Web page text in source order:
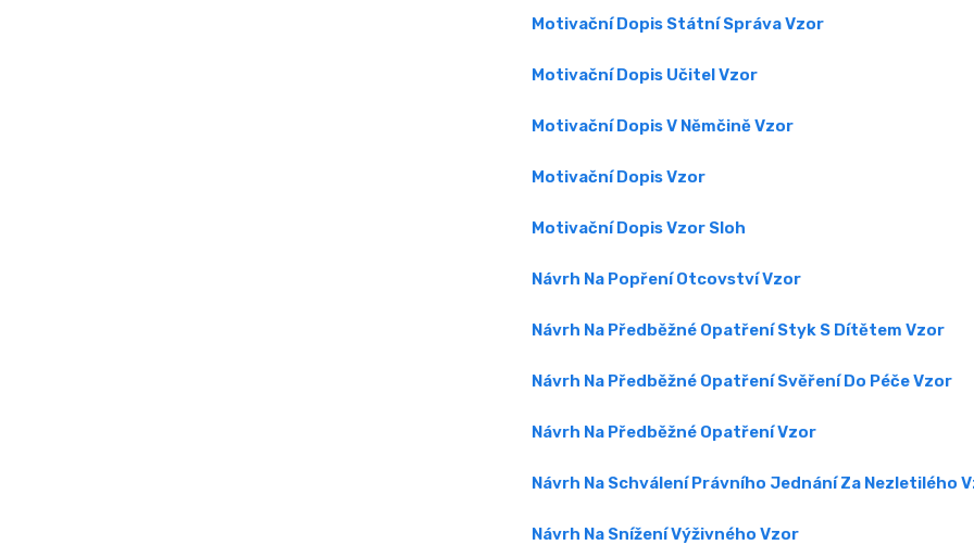
Motivační Dopis Státní Správa Vzor
Motivační Dopis Učitel Vzor
Motivační Dopis V Němčině Vzor
Motivační Dopis Vzor
Motivační Dopis Vzor Sloh
Návrh Na Popření Otcovství Vzor
Návrh Na Předběžné Opatření Styk S Dítětem Vzor
Návrh Na Předběžné Opatření Svěření Do Péče Vzor
Návrh Na Předběžné Opatření Vzor
Návrh Na Schválení Právního Jednání Za Nezletilého
Návrh Na Snížení Výživného Vzor